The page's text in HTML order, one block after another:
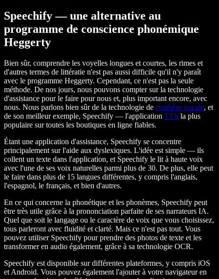
Speechify — une alternative au
programme de conscience phonémique
Heggerty
Bien sûr, comprendre les voyelles longues et courtes, les rimes et
d'autres termes de littératie n'est pas aussi difficile qu'il n'y paraît
avec le programme Heggerty. Cependant, ce n'est pas la seule
méthode. De nos jours, nous pouvons compter sur la technologie
d'assistance pour le faire pour nous et, plus important encore, avec
nous. Nous parlons bien sûr de la technologie de synthèse vocale, et
de son meilleur exemple, Speechify — l'application TTS la plus
populaire sur toutes les boutiques en ligne fiables.
Étant une application d'assistance, Speechify se concentre
principalement sur l'aide aux dyslexiques. L'idée est simple — ils
collent un texte dans l'application, et Speechify le lit à haute voix
avec l'une de ses voix naturelles parmi plus de 30. De plus, elle peut
le faire dans plus de 15 langues différentes, y compris l'anglais,
l'espagnol, le français, et bien d'autres.
En ce qui concerne la phonétique et les phonèmes, Speechify peut
être très utile grâce à la prononciation parfaite de ses narrateurs IA.
Quel que soit le langage ou le caractère de voix que vous choisissez,
tous parleront avec fluidité et clarté. Mais ce n'est pas tout. Vous
pouvez utiliser Speechify pour prendre des photos de texte et les
transformer en audio également, grâce à sa technologie OCR.
Speechify est disponible sur différentes plateformes, y compris iOS
et Android. Vous pouvez également l'ajouter à votre navigateur en